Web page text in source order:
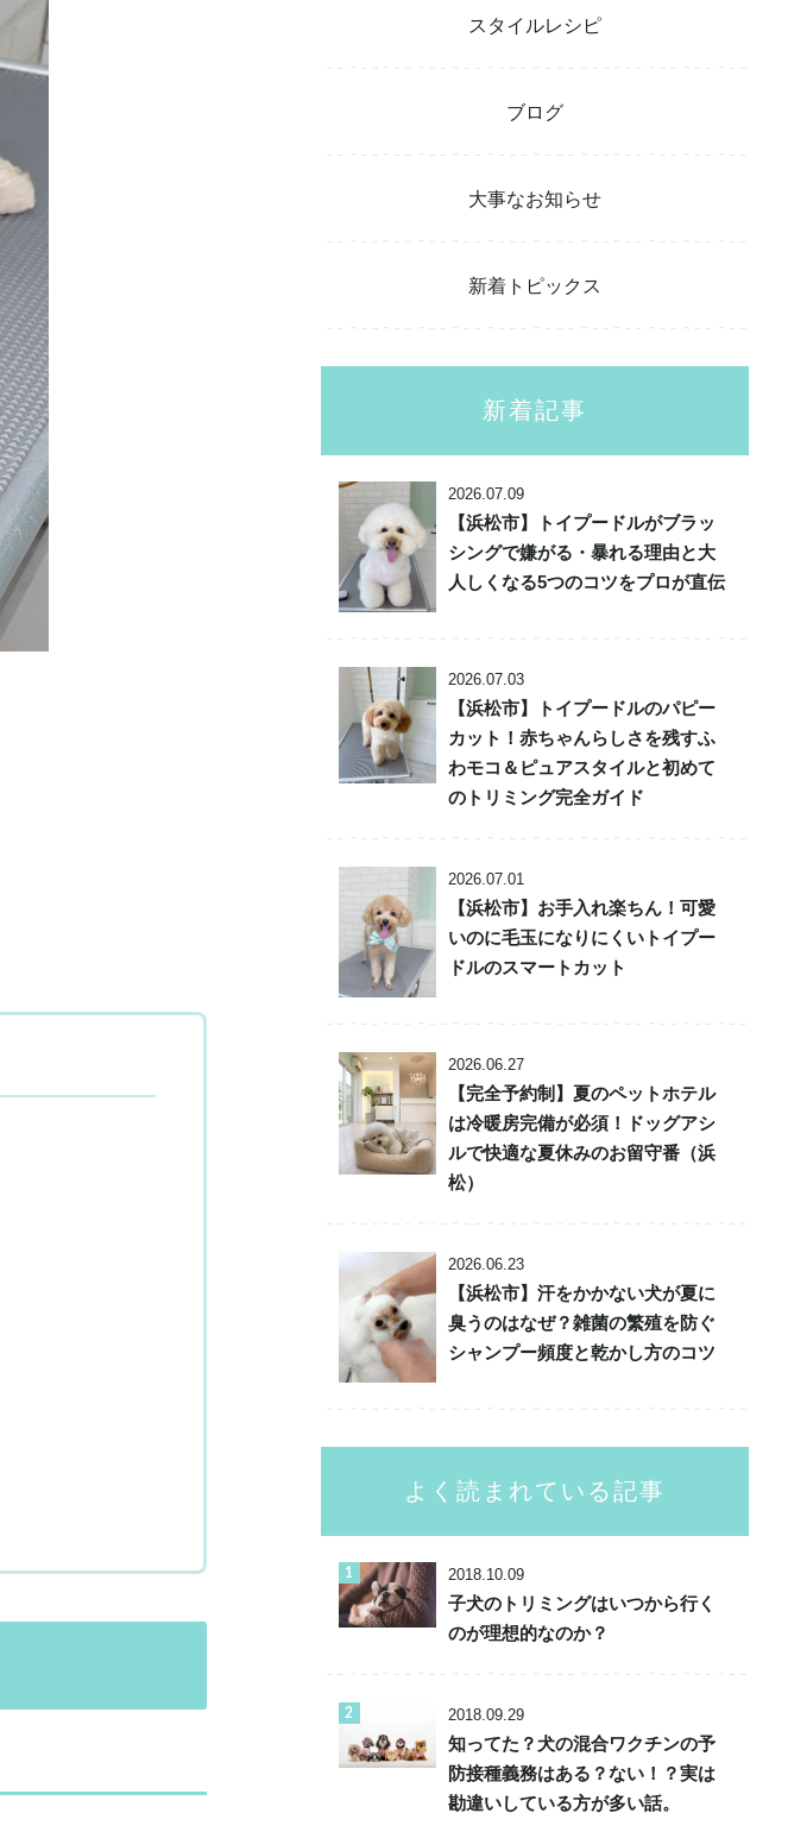
スタイルレシピ
ブログ
大事なお知らせ
新着トピックス
新着記事
2026.07.09
【浜松市】トイプードルがブラッ
シングで嫌がる・暴れる理由と大
人しくなる5つのコツをプロが直伝
2026.07.03
【浜松市】トイプードルのパピー
カット！赤ちゃんらしさを残すふ
わモコ＆ピュアスタイルと初めて
のトリミング完全ガイド
2026.07.01
【浜松市】お手入れ楽ちん！可愛
いのに毛玉になりにくいトイプー
ドルのスマートカット
2026.06.27
【完全予約制】夏のペットホテル
は冷暖房完備が必須！ドッグアシ
ルで快適な夏休みのお留守番（浜
松）
2026.06.23
【浜松市】汗をかかない犬が夏に
臭うのはなぜ？雑菌の繁殖を防ぐ
シャンプー頻度と乾かし方のコツ
よく読まれている記事
2018.10.09
子犬のトリミングはいつから行く
のが理想的なのか？
2018.09.29
知ってた？犬の混合ワクチンの予
防接種義務はある？ない！？実は
勘違いしている方が多い話。